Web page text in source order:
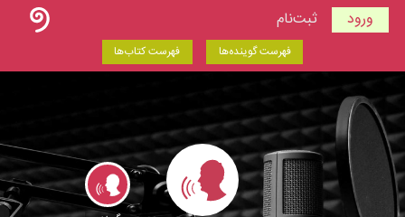
ورود ثبت‌نام
فهرست گوینده‌ها فهرست کتاب‌ها